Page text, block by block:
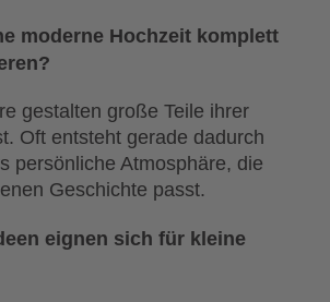
moderne Hochzeit komplett
gestalten große Teile ihrer
Oft entsteht gerade dadurch
persönliche Atmosphäre, die
Geschichte passt.
eignen sich für kleine